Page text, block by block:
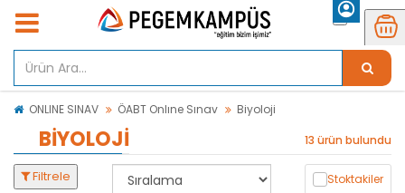
ONLINE SINAV ÖABT Onlıne Sınav Biyoloji
BIYOLOJI 13 ürün bulundu
Filtrele Stoktakiler